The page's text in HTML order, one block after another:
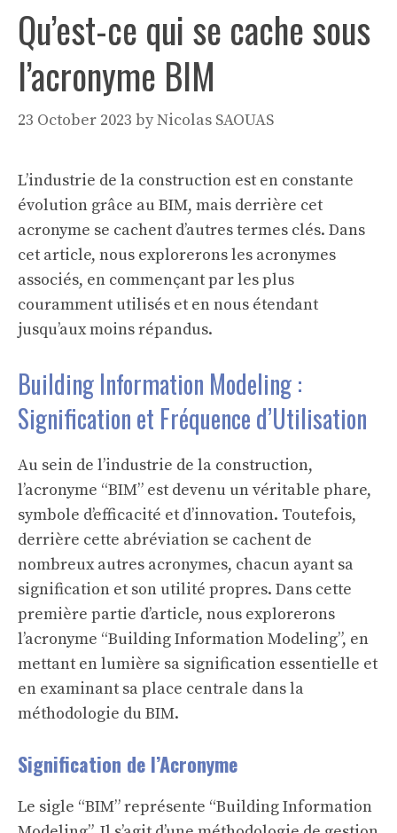
Qu’est-ce qui se cache sous
l’acronyme BIM
23 October 2023 byNicolas SAOUAS
L’industrie de la construction est en constante
évolution grâce au BIM, mais derrière cet
acronyme se cachent d’autres termes clés. Dans
cet article, nous explorerons les acronymes
associés, en commençant par les plus
couramment utilisés et en nous étendant
jusqu’aux moins répandus.
Building Information Modeling :
Signification et Fréquence d’Utilisation
Au sein de l’industrie de la construction,
l’acronyme “BIM” est devenu un véritable phare,
symbole d’efficacité et d’innovation. Toutefois,
derrière cette abréviation se cachent de
nombreux autres acronymes, chacun ayant sa
signification et son utilité propres. Dans cette
première partie d’article, nous explorerons
l’acronyme “Building Information Modeling”, en
mettant en lumière sa signification essentielle et
en examinant sa place centrale dans la
méthodologie du BIM.
Signification de l’Acronyme
Le sigle “BIM” représente “Building Information